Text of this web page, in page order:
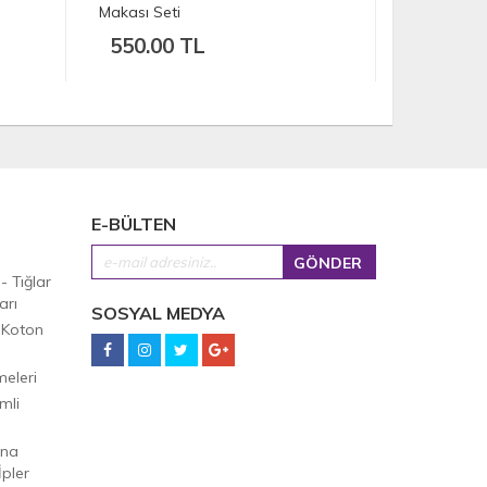
Makas
400.00 TL
Tığlar
E-BÜLTEN
SOSYAL MEDYA